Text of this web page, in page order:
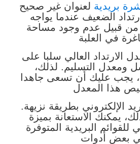
بريدية لعنوان غير صحيح
الضعيف عندما يواجه
من قبيل عدم وجود مساحة
في العلبة
الارتداد العالي سلبا على
ومعدل التسليم. لذلك،
عليك أن تسعى جاهدا
هذا المعدل
الإلكتروني بطريقة نزيهة.
يمكنك الاستعانة بميزة
للقوائم البريدية المتوفرة
بعض أدوات